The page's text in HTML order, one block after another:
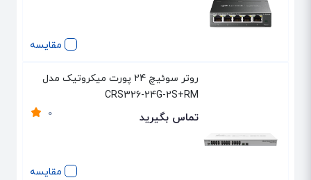
مقایسه
مقایسه
روتر سوئیچ 24 پورت میکروتیک مدل
CRS326-24G-2S+RM
0 تماس بگیرید